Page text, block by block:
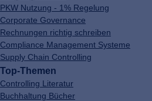
PKW Nutzung - 1% Regelung
Corporate Governance
Rechnungen richtig schreiben
Compliance Management Systeme
Supply Chain Controlling
Top-Themen
Controlling Literatur
Buchhaltung Bücher